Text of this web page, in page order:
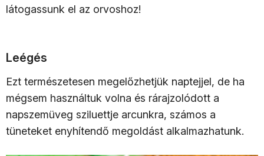
látogassunk el az orvoshoz!
Leégés
Ezt természetesen megelőzhetjük naptejjel, de ha
mégsem használtuk volna és rárajzolódott a
napszemüveg sziluettje arcunkra, számos a
tüneteket enyhítendő megoldást alkalmazhatunk.